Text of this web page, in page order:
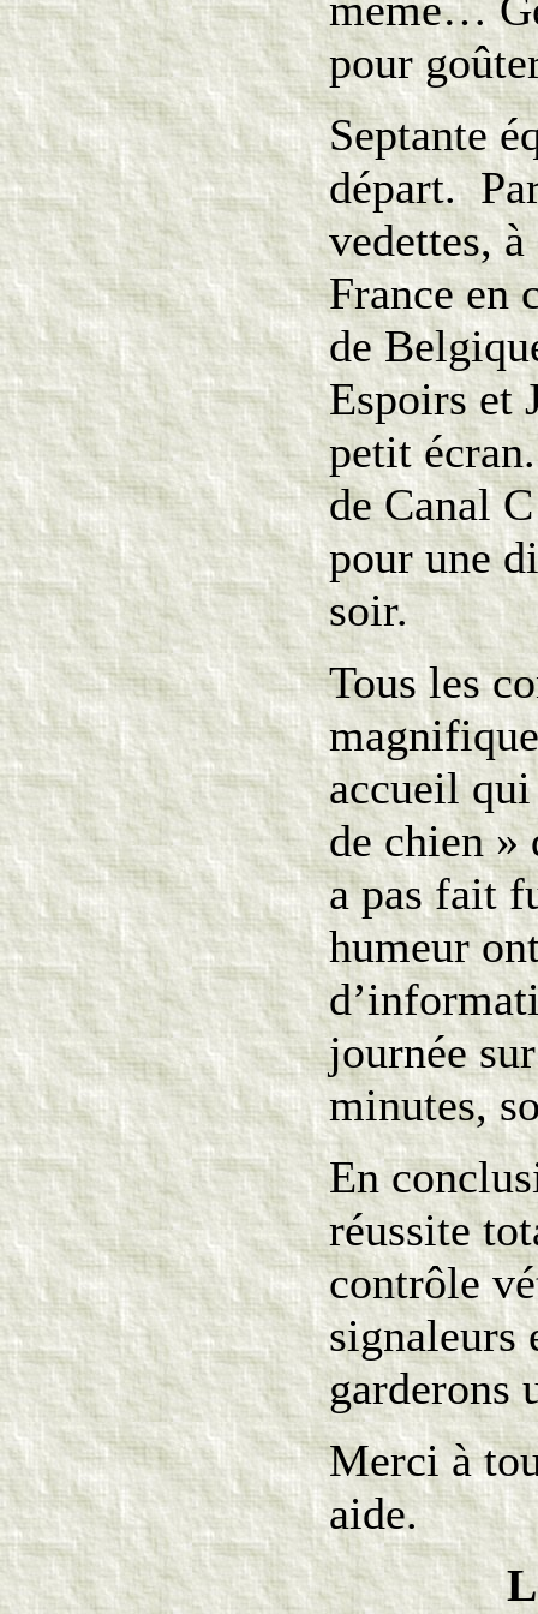
pour
Septante
départ.
vedettes,
France en
de
Espoirs et
petit
de Canal
pour une
soir.
Tous les
accueil
de chien »
a pas fait
humeur
journée
minutes,
En
réussite
contrôle
signaleurs
garderons
Merci à
aide.